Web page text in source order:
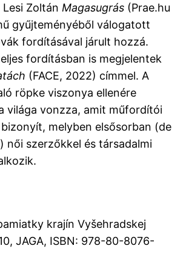
Zoltán Magasugrás (Prae.hu
gyűjteményéből válogatott
fordításával járult hozzá.
fordításban is megjelentek
(FACE, 2022) címmel. A
röpke viszonya ellenére
világa vonzza, amit műfordítói
melyben elsősorban (de
női szerzőkkel és társadalmi
krajín Vyšehradskej
JAGA, ISBN: 978-80-8076-